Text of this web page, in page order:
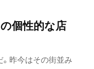
個性的な店
。昨今はその街並み